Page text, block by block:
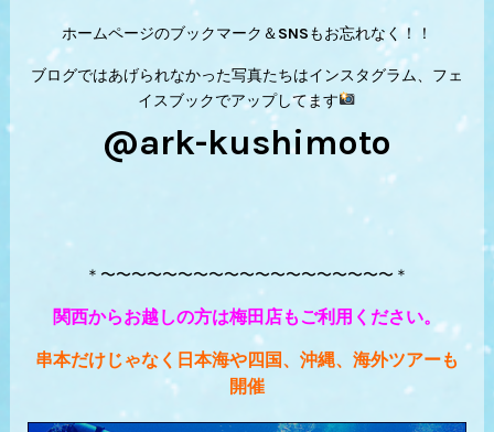
ホームページのブックマーク＆SNSもお忘れなく！！
ブログではあげられなかった写真たちはインスタグラム、フェ
イスブックでアップしてます
@ark-kushimoto
＊〜〜〜〜〜〜〜〜〜〜〜〜〜〜〜〜〜〜〜＊
関西からお越しの方は梅田店もご利用ください。
串本だけじゃなく日本海や四国、沖縄、海外ツアーも
開催